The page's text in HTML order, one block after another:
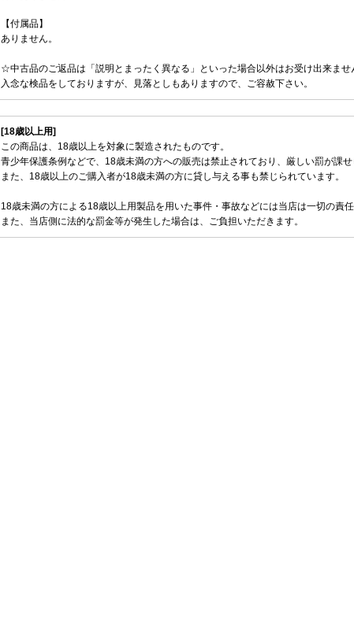
【付属品】
ありません。
☆中古品のご返品は「説明とまったく異なる」といった場合以外はお受け出来ませ
入念な検品をしておりますが、見落としもありますので、ご容赦下さい。
[18歳以上用]
この商品は、18歳以上を対象に製造されたものです。
青少年保護条例などで、18歳未満の方への販売は禁止されており、厳しい罰が課せ
また、18歳以上のご購入者が18歳未満の方に貸し与える事も禁じられています。
18歳未満の方による18歳以上用製品を用いた事件・事故などには当店は一切の責任
また、当店側に法的な罰金等が発生した場合は、ご負担いただきます。